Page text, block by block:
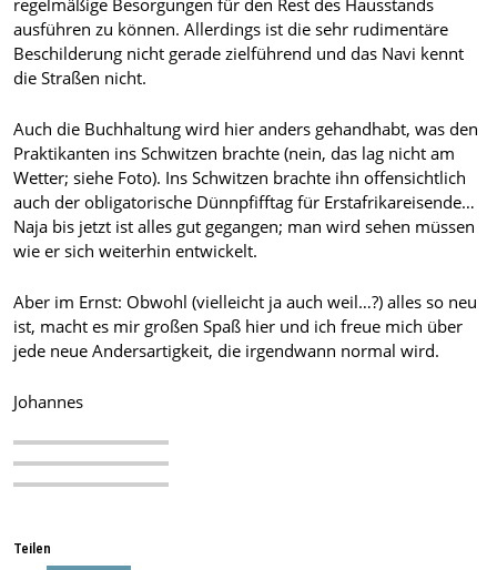
regelmäßige Besorgungen für den Rest des Hausstands
ausführen zu können. Allerdings ist die sehr rudimentäre
Beschilderung nicht gerade zielführend und das Navi kennt
die Straßen nicht.
Auch die Buchhaltung wird hier anders gehandhabt, was den
Praktikanten ins Schwitzen brachte (nein, das lag nicht am
Wetter; siehe Foto). Ins Schwitzen brachte ihn offensichtlich
auch der obligatorische Dünnpfifftag für Erstafrikareisende…
Naja bis jetzt ist alles gut gegangen; man wird sehen müssen
wie er sich weiterhin entwickelt.
Aber im Ernst: Obwohl (vielleicht ja auch weil…?) alles so neu
ist, macht es mir großen Spaß hier und ich freue mich über
jede neue Andersartigkeit, die irgendwann normal wird.
Johannes
Teilen